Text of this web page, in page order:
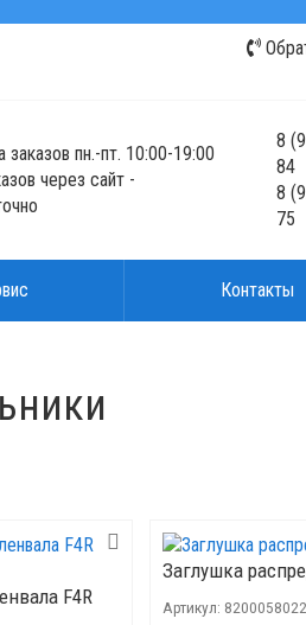
заказов пн.-пт. 10:00-19:00
через сайт -
8
84
8
75
Контакты
F4R
Заглушка
Артикул: 8200058022